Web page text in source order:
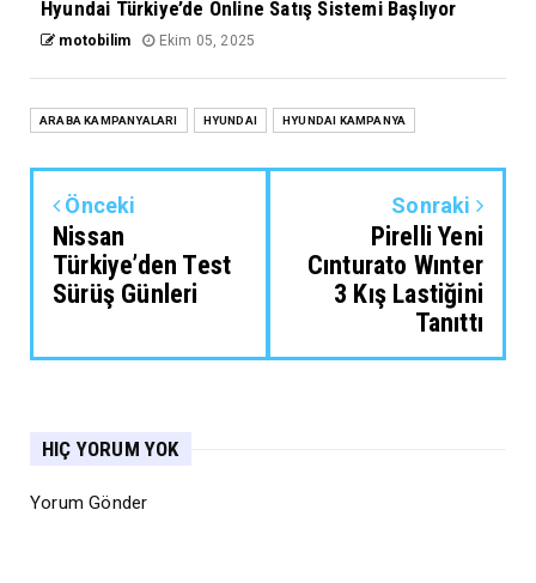
Hyundai Türkiye’de Online Satış Sistemi Başlıyor
motobilim Ekim 05, 2025
ARABA KAMPANYALARI HYUNDAI HYUNDAI KAMPANYA
Önceki
Nissan
Türkiye’den Test
Sürüş Günleri
Sonraki
Pirelli Yeni
Cınturato Wınter
3 Kış Lastiğini
Tanıttı
HIÇ YORUM YOK
Yorum Gönder